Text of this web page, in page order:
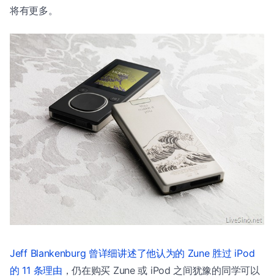
将有更多。
Jeff Blankenburg 曾详细讲述了他认为的 Zune 胜过 iPod
的 11 条理由 ，仍在购买 Zune 或 iPod 之间犹豫的同学可以